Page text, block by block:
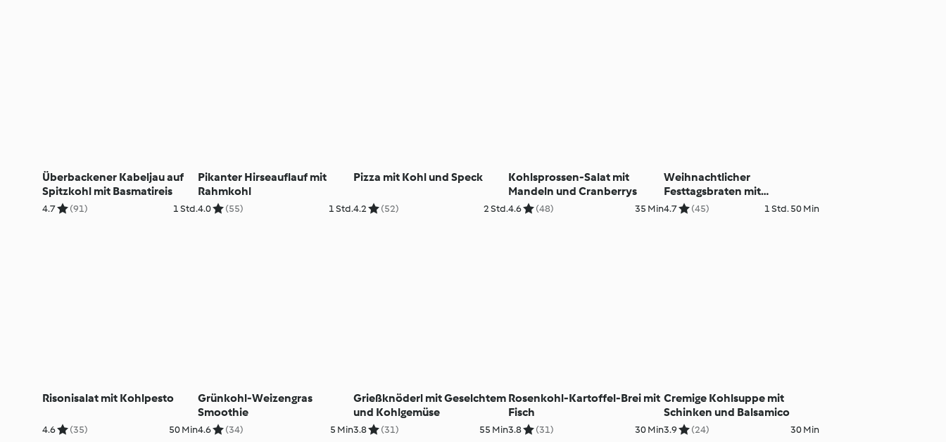
Überbackener Kabeljau auf
Spitzkohl mit Basmatireis
4.7 (91) 1 Std.
Pikanter Hirseauflauf mit
Rahmkohl
4.0 (55) 1 Std.
Pizza mit Kohl und Speck
4.2 (52) 2 Std.
Kohlsprossen-Salat mit
Mandeln und Cranberrys
4.6 (48) 35 Min
Weihnachtlicher
Festtagsbraten mit
Kürbispüree und
4.7 (45) 1 Std. 50 Min
Risonisalat mit Kohlpesto
4.6 (35) 50 Min
Grünkohl-Weizengras
Smoothie
4.6 (34) 5 Min
Grießknöderl mit Geselchtem
und Kohlgemüse
3.8 (31) 55 Min
Rosenkohl-Kartoffel-Brei mit
Fisch
3.8 (31) 30 Min
Cremige Kohlsuppe mit
Schinken und Balsamico
3.9 (24) 30 Min